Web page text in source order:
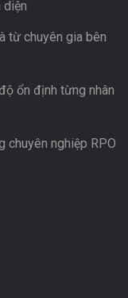
diện
từ chuyên gia bên
ổn định từng nhân
chuyên nghiệp RPO